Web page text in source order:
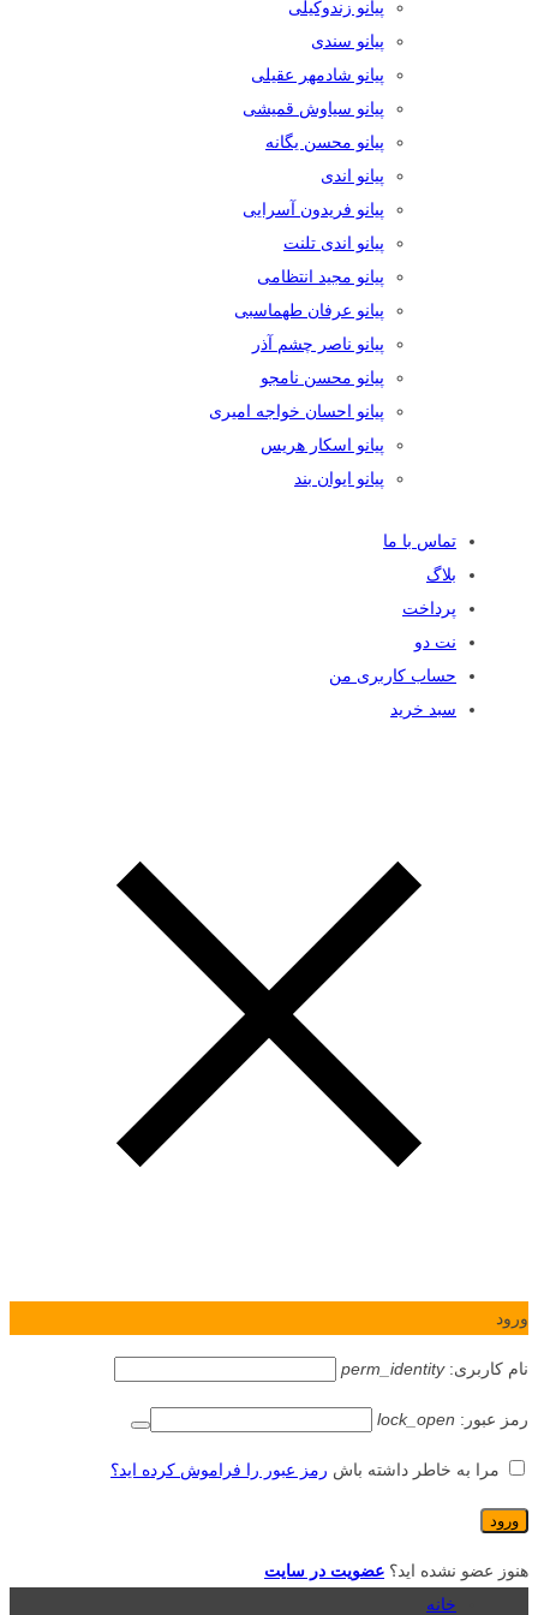
پیانو زندوکیلی
پیانو سندی
پیانو شادمهر عقیلی
پیانو سیاوش قمیشی
پیانو محسن یگانه
پیانو اندی
پیانو فریدون آسرایی
پیانو اندی تلنت
پیانو مجید انتظامی
پیانو عرفان طهماسبی
پیانو ناصر چشم آذر
پیانو محسن نامجو
پیانو احسان خواجه امیری
پیانو اسکار هریس
پیانو ایوان بند
تماس با ما
بلاگ
پرداخت
نت دو
حساب کاربری من
سبد خرید
ورود
نام کاربری:perm_identity
رمز عبور: lock_open
مرا به خاطر داشته باش رمز عبور را فراموش کرده اید؟
هنوز عضو نشده اید؟ عضویت در سایت
خانه